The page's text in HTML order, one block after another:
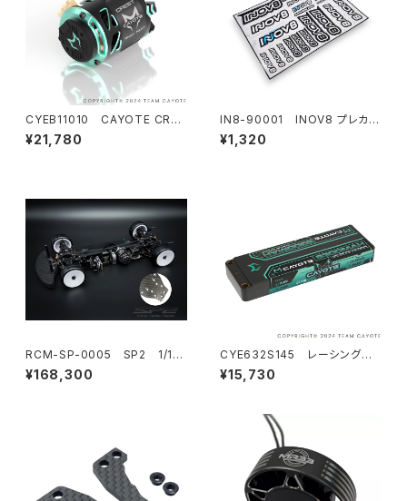
CYEB11010 CAYOTE CRES
T Stocki 10.5T センサードブ
ラシレス ストックモーター
¥21,780
IN8-90001 INOV8 プレカッ
トデカールシート
¥1,320
RCM-SP-0005 SP2 1/10
電動オンロードツーリングカ
ー カーボンシャーシ仕様
¥168,300
CYE632S145 レーシングリ
ポバッテリー 6300mAh ,145C
,2S1P ,7.6V ,47.88Wh
¥15,730